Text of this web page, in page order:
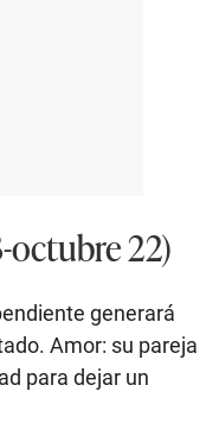
octubre 22)
generará
Amor: su pareja
para dejar un